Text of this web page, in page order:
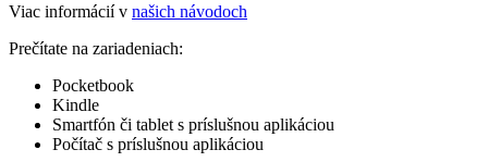
Viac informácií v našich návodoch
Prečítate na zariadeniach:
Pocketbook
Kindle
Smartfón či tablet s príslušnou aplikáciou
Počítač s príslušnou aplikáciou